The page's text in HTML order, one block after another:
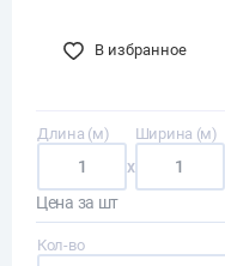
В избранное
Длина (м)
x
Ширина (м)
Цена за шт
Кол-во